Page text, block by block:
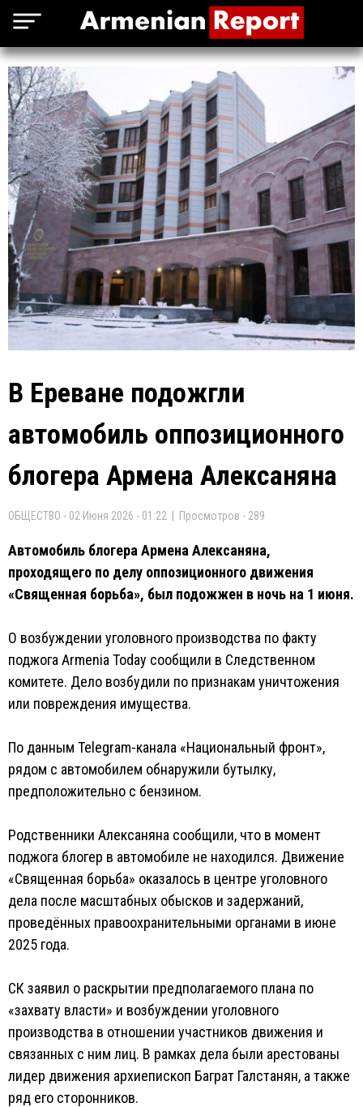
В Ереване подожгли
автомобиль оппозиционного
блогера Армена Алексаняна
ОБЩЕСТВО - 02 Июня 2026 - 01:22 | Просмотров - 289
Автомобиль блогера Армена Алексаняна,
проходящего по делу оппозиционного движения
«Священная борьба», был подожжен в ночь на 1 июня.
О возбуждении уголовного производства по факту
поджога Armenia Today сообщили в Следственном
комитете. Дело возбудили по признакам уничтожения
или повреждения имущества.
По данным Telegram-канала «Национальный фронт»,
рядом с автомобилем обнаружили бутылку,
предположительно с бензином.
Родственники Алексаняна сообщили, что в момент
поджога блогер в автомобиле не находился. Движение
«Священная борьба» оказалось в центре уголовного
дела после масштабных обысков и задержаний,
проведённых правоохранительными органами в июне
2025 года.
СК заявил о раскрытии предполагаемого плана по
«захвату власти» и возбуждении уголовного
производства в отношении участников движения и
связанных с ним лиц. В рамках дела были арестованы
лидер движения архиепископ Баграт Галстанян, а также
ряд его сторонников.